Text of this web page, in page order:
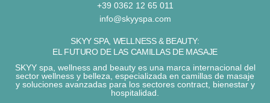
+39 0362 12 65 011
info@skyyspa.com
SKYY SPA, WELLNESS & BEAUTY:
EL FUTURO DE LAS CAMILLAS DE MASAJE
SKYY spa, wellness and beautyes una marca internacional del
sector wellness y belleza, especializada en camillas de masaje
y soluciones avanzadaspara los sectores contract, bienestar y
hospitalidad.